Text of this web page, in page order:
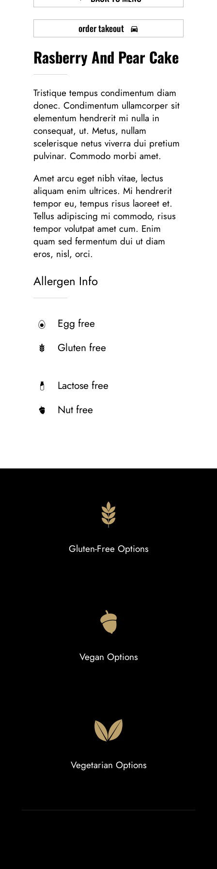
order takeout
Rasberry And Pear Cake
Tristique tempus condimentum diam
donec. Condimentum ullamcorper sit
elementum hendrerit mi nulla in
consequat, ut. Metus, nullam
scelerisque netus viverra dui pretium
pulvinar. Commodo morbi amet.
Amet arcu eget nibh vitae, lectus
aliquam enim ultrices. Mi hendrerit
tempor eu, tempus risus laoreet et.
Tellus adipiscing mi commodo, risus
tempor volutpat amet cum. Enim
quam sed fermentum dui ut diam
eros, nisl, orci.
Allergen Info
Egg free
Gluten free
Lactose free
Nut free
Gluten-Free Options
Vegan Options
Vegetarian Options